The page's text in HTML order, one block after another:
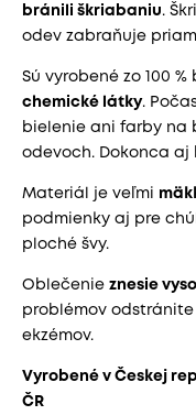
bránili škriabaniu.
odev zabraňuje
Sú vyrobené zo 100
chemické látky.
bielenie ani farby na
odevoch. Dokonca
Materiál je veľmi
podmienky aj pre
ploché švy.
Oblečenie znesie
problémov odstránite
ekzémov.
Vyrobené v Českej
ČR